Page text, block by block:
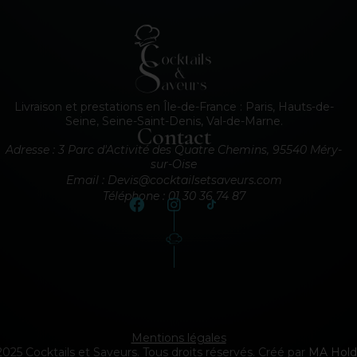
Livraison et prestations en Île-de-France : Paris, Hauts-de-
Seine, Seine-Saint-Denis, Val-de-Marne.
Contact
Adresse : 3 Parc d'Activité des Quatre Chemins, 95540 Méry-
sur-Oise
Email : Devis@cocktailsetsaveurs.com
Téléphone : 01 30 36 74 87
Mentions légales
Cocktails et Saveurs. Tous droits réservés. Créé par MA